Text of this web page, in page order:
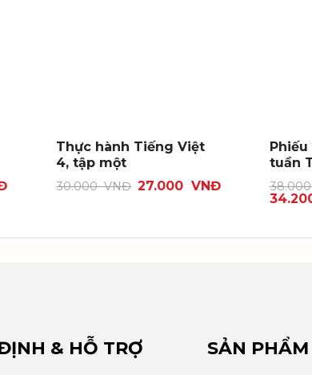
Thực hành Tiếng Việt
4, tập một
30.000VNĐ 27.000 VNĐ
tuần
hai
& HỖ TRỢ SẢN PHẨM